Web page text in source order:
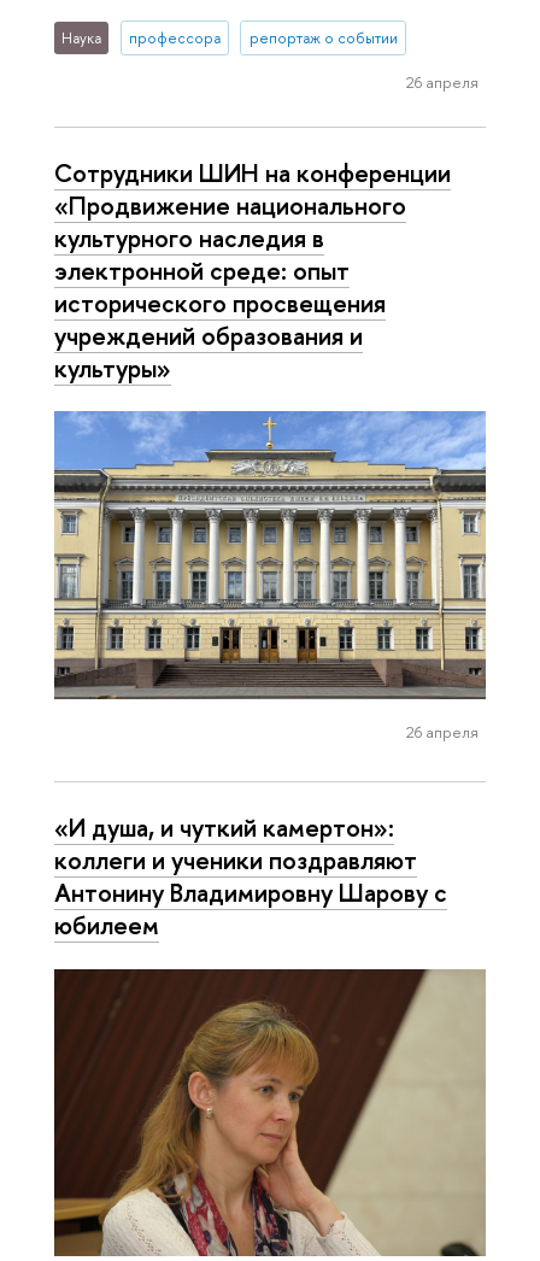
Наука профессора репортаж о событии
26 апреля
Сотрудники ШИН на конференции
«Продвижение национального
культурного наследия в
электронной среде: опыт
исторического просвещения
учреждений образования и
культуры»
26 апреля
«И душа, и чуткий камертон»:
коллеги и ученики поздравляют
Антонину Владимировну Шарову с
юбилеем